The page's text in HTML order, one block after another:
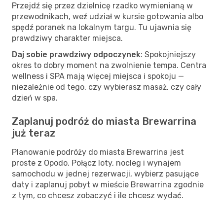
Przejdź się przez dzielnicę rzadko wymienianą w
przewodnikach, weź udział w kursie gotowania albo
spędź poranek na lokalnym targu. Tu ujawnia się
prawdziwy charakter miejsca.
Daj sobie prawdziwy odpoczynek: Spokojniejszy
okres to dobry moment na zwolnienie tempa. Centra
wellness i SPA mają więcej miejsca i spokoju —
niezależnie od tego, czy wybierasz masaż, czy cały
dzień w spa.
Zaplanuj podróż do miasta Brewarrina
już teraz
Planowanie podróży do miasta Brewarrina jest
proste z Opodo. Połącz loty, nocleg i wynajem
samochodu w jednej rezerwacji, wybierz pasujące
daty i zaplanuj pobyt w mieście Brewarrina zgodnie
z tym, co chcesz zobaczyć i ile chcesz wydać.